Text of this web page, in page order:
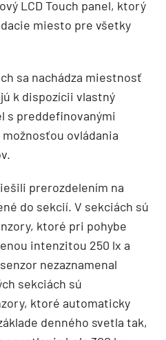
LCD Touch panel, ktorý
miesto pre všetky
sa nachádza miestnosť
k dispozícii vlastný
s preddefinovanými
ovládania
prerozdelením na
do sekcií. V sekciách sú
ktoré pri pohybe
intenzitou 250 lx a
nezaznamenal
sekciách sú
ktoré automaticky
denného svetla tak,